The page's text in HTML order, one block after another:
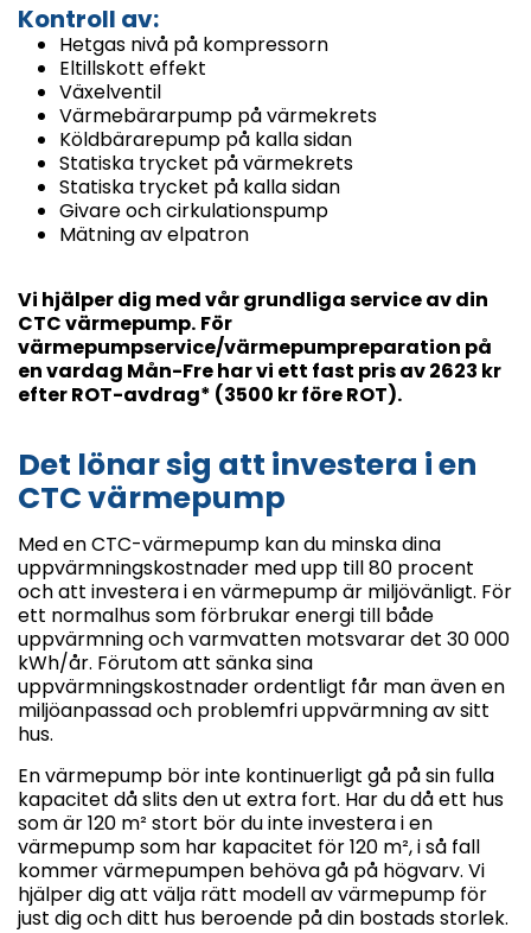
Kontroll av:
Hetgas nivå på kompressorn
Eltillskott effekt
Växelventil
Värmebärarpump på värmekrets
Köldbärarepump på kalla sidan
Statiska trycket på värmekrets
Statiska trycket på kalla sidan
Givare och cirkulationspump
Mätning av elpatron
Vi hjälper dig med vår grundliga service av din
CTC värmepump. För
värmepumpservice/värmepumpreparation på
en vardag Mån-Fre har vi ett fast pris av 2623 kr
efter ROT-avdrag* (3500 kr före ROT).
Det lönar sig att investera i en
CTC värmepump
Med en CTC-värmepump kan du minska dina
uppvärmningskostnader med upp till 80 procent
och att investera i en värmepump är miljövänligt. För
ett normalhus som förbrukar energi till både
uppvärmning och varmvatten motsvarar det 30 000
kWh/år. Förutom att sänka sina
uppvärmningskostnader ordentligt får man även en
miljöanpassad och problemfri uppvärmning av sitt
hus.
En värmepump bör inte kontinuerligt gå på sin fulla
kapacitet då slits den ut extra fort. Har du då ett hus
som är 120 m² stort bör du inte investera i en
värmepump som har kapacitet för 120 m², i så fall
kommer värmepumpen behöva gå på högvarv. Vi
hjälper dig att välja rätt modell av värmepump för
just dig och ditt hus beroende på din bostads storlek.